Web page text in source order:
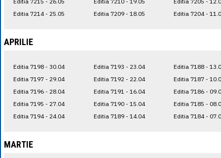
Editia 7214 - 25.05
Editia 7209 - 18.05
Editia 7204 -
APRILIE
Editia 7198 - 30.04
Editia 7197 - 29.04
Editia 7196 - 28.04
Editia 7195 - 27.04
Editia 7194 - 24.04
Editia 7193 - 23.04
Editia 7192 - 22.04
Editia 7191 - 16.04
Editia 7190 - 15.04
Editia 7189 - 14.04
Editia 7188 -
Editia 7187 -
Editia 7186 -
Editia 7185 -
Editia 7184 -
MARTIE